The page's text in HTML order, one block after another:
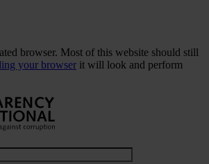
browser. Most of this website should still
your browser it will look and perform